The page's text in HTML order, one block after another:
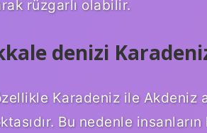
rüzgarlı olabilir.
denizi
Karadeniz ile Akdeniz
Bu nedenle